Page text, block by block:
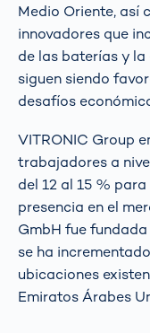
Medio Oriente, así
innovadores que
de las baterías y
siguen siendo
desafíos
VITRONIC Group
trabajadores a
del 12 al 15 %
presencia en el
GmbH fue fundada
se ha
ubicaciones
Emiratos Árabes